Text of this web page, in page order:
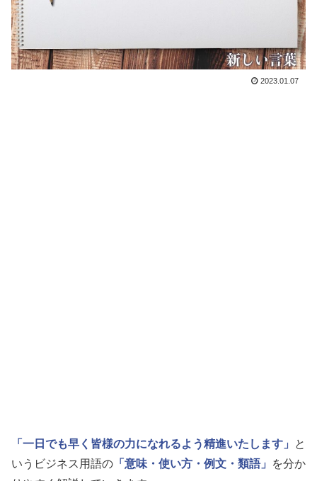
2023.01.07
「一日でも早く皆様の力になれるよう精進いたします」
と
いうビジネス用語の 「意味・使い方・例文・類語」
を分か